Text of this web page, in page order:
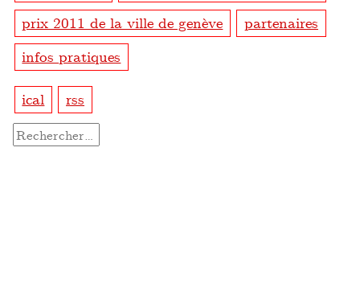
prix 2011 de la ville de genève
partenaires
infos pratiques
ical rss
Rechercher :